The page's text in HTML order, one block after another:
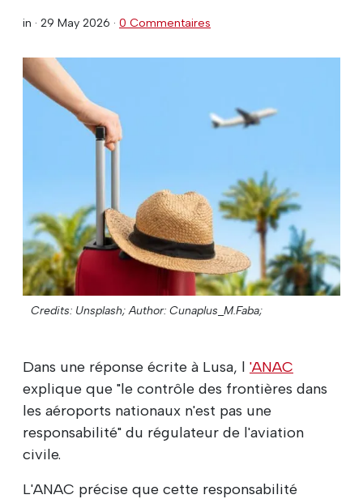
in · 29 May 2026 · 0 Commentaires
Credits: Unsplash; Author: Cunaplus_M.Faba;
Dans une réponse écrite à Lusa, l 'ANAC
explique que "le contrôle des frontières dans
les aéroports nationaux n'est pas une
responsabilité" du régulateur de l'aviation
civile.
L'ANAC précise que cette responsabilité